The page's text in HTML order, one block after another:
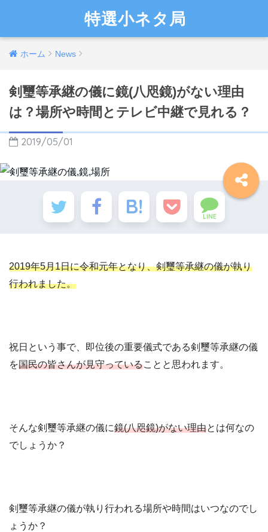
特選小ネタ局
ホーム News
剣璽等承継の儀に鏡(八咫鏡)がない理由
は？場所や時間とテレビ中継で見れる？
2019/05/01
LINE
2019年5月1日に令和元年となり、剣璽等承継の儀が執り
行われました。
祝日という事で、即位後の重要儀式である剣璽等承継の儀
を国民の皆さんが見守っていることと思われます。
そんな剣璽等承継の儀に鏡(八咫鏡)がない理由とは何なの
でしょうか？
剣璽等承継の儀が執り行われる場所や時間はいつなのでし
ょうか？